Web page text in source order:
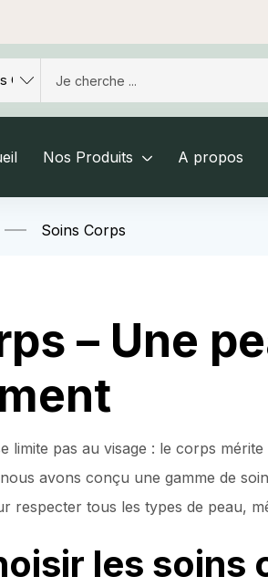
Nos Produits A propos
Soins Corps
– Une
limite pas au visage : le corps
avons conçu une gamme de
respecter tous les types de peau,
les soins